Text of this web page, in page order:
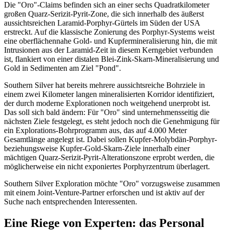
Die "Oro"-Claims befinden sich an einer sechs Quadratkilometer
großen Quarz-Serizit-Pyrit-Zone, die sich innerhalb des äußerst
aussichtsreichen Laramid-Porphyr-Gürtels im Süden der USA
erstreckt. Auf die klassische Zonierung des Porphyr-Systems weist
eine oberflächennahe Gold- und Kupfermineralisierung hin, die mit
Intrusionen aus der Laramid-Zeit in diesem Kerngebiet verbunden
ist, flankiert von einer distalen Blei-Zink-Skarn-Mineralisierung und
Gold in Sedimenten am Ziel "Pond".
Southern Silver hat bereits mehrere aussichtsreiche Bohrziele in
einem zwei Kilometer langen mineralisierten Korridor identifiziert,
der durch moderne Explorationen noch weitgehend unerprobt ist.
Das soll sich bald ändern: Für "Oro" sind unternehmensseitig die
nächsten Ziele festgelegt, es steht jedoch noch die Genehmigung für
ein Explorations-Bohrprogramm aus, das auf 4.000 Meter
Gesamtlänge angelegt ist. Dabei sollen Kupfer-Molybdän-Porphyr-
beziehungsweise Kupfer-Gold-Skarn-Ziele innerhalb einer
mächtigen Quarz-Serizit-Pyrit-Alterationszone erprobt werden, die
möglicherweise ein nicht exponiertes Porphyrzentrum überlagert.
Southern Silver Exploration möchte "Oro" vorzugsweise zusammen
mit einem Joint-Venture-Partner erforschen und ist aktiv auf der
Suche nach entsprechenden Interessenten.
Eine Riege von Experten: das Personal